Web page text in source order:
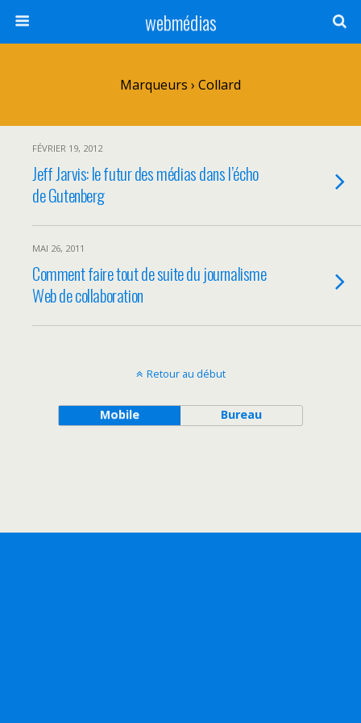
webmédias
Marqueurs › Collard
FÉVRIER 19, 2012
Jeff Jarvis: le futur des médias dans l’écho
de Gutenberg
MAI 26, 2011
Comment faire tout de suite du journalisme
Web de collaboration
Retour au début
Mobile Bureau